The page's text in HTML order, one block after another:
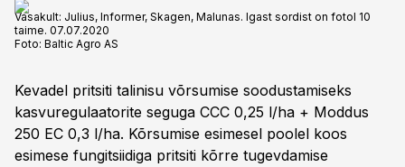
Vasakult: Julius, Informer, Skagen, Malunas. Igast sordist on fotol 10
taime. 07.07.2020
Foto: Baltic Agro AS
Kevadel pritsiti talinisu võrsumise soodustamiseks
kasvuregulaatorite seguga CCC 0,25 l/ha + Moddus
250 EC 0,3 l/ha. Kõrsumise esimesel poolel koos
esimese fungitsiidiga pritsiti kõrre tugevdamise